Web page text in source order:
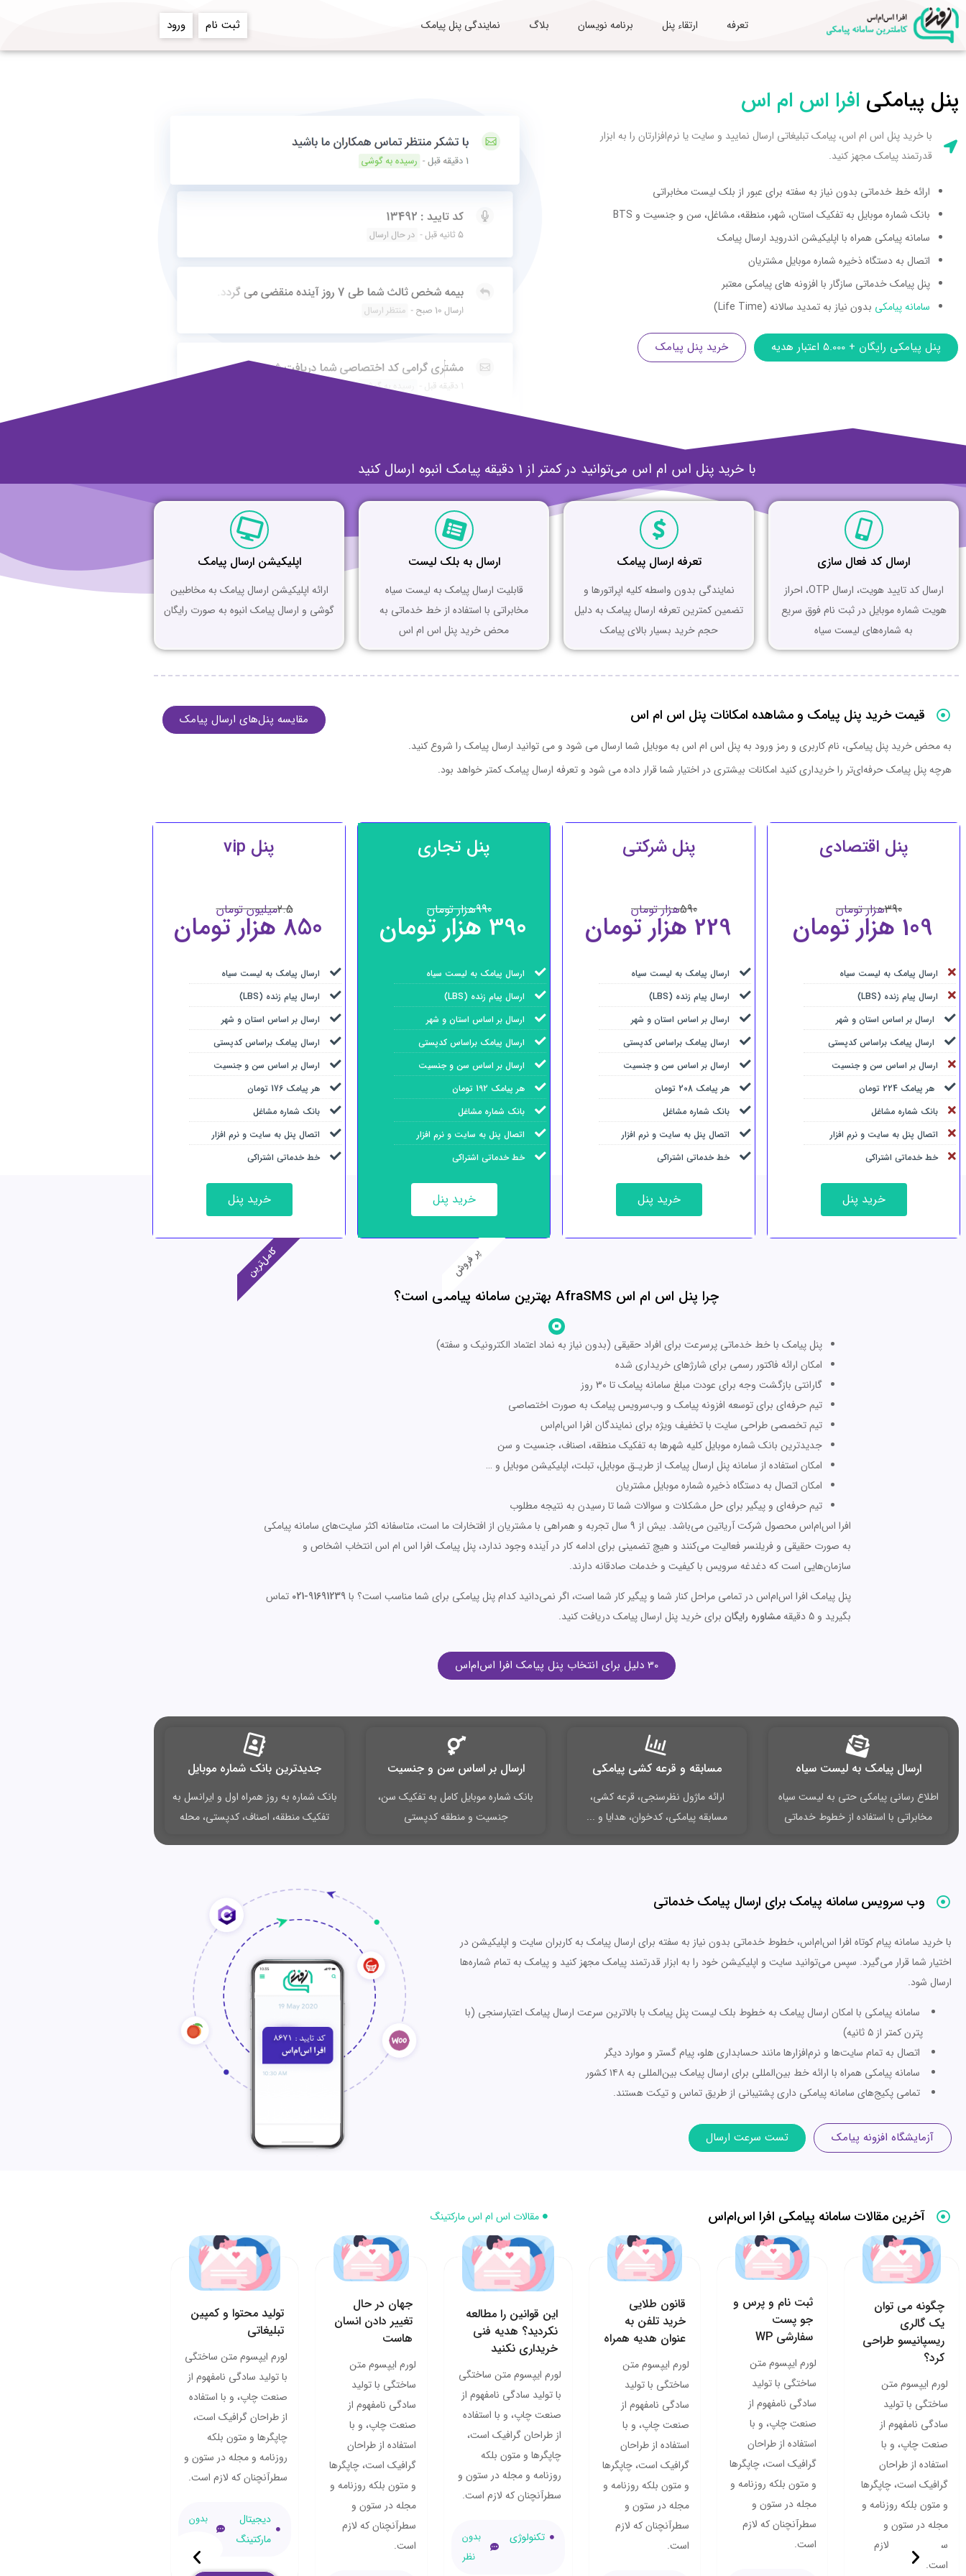
تعرفه ارتقاء پنل برنامه نویسان بلاگ نمایندگی پنل پیامک ثبت نام ورود
پنل پیامکی افرا اس ام اس
با خرید پنل اس ام اس، پیامک تبلیغاتی ارسال نمایید و سایت یا نرم‌افزارتان را به ابزار
قدرتمند پیامک مجهز کنید.
ارائه خط خدماتی بدون نیاز به سفته برای عبور از بلک لیست مخابراتی
بانک شماره موبایل به تفکیک استان، شهر، منطقه، مشاغل، سن و جنسیت و BTS
سامانه پیامکی همراه با اپلیکیشن اندروید ارسال پیامک
اتصال به دستگاه ذخیره شماره موبایل مشتریان
پنل پیامک خدماتی سازگار با افزونه های پیامکی معتبر
سامانه پیامکی بدون نیاز به تمدید سالانه (Life Time)
پنل پیامکی رایگان + 5.000 اعتبار هدیه خرید پنل پیامک
با خرید پنل اس ام اس می‌توانید در کمتر از 1 دقیقه پیامک انبوه ارسال کنید
ارسال کد فعال سازی
ارسال کد تایید هویت، ارسال OTP، احراز
هویت شماره موبایل در ثبت نام فوق سریع
به شماره‌های لیست سیاه
تعرفه ارسال پیامک
نمایندگی بدون واسطه کلیه اپراتورها و
تضمین کمترین تعرفه ارسال پیامک به دلیل
حجم خرید بسیار بالای پیامک
ارسال به بلک لیست
قابلیت ارسال پیامک به لیست سیاه
مخابراتی با استفاده از خط خدماتی به
محض خرید پنل اس ام اس
اپلیکیشن ارسال پیامک
ارائه اپلیکیشن ارسال پیامک به مخاطبین
گوشی و ارسال پیامک انبوه به صورت رایگان
قیمت خرید پنل پیامک و مشاهده امکانات پنل اس ام اس
به محض خرید پنل پیامکی، نام کاربری و رمز ورود به پنل اس ام اس به موبایل شما ارسال می شود و می توانید ارسال پیامک را شروع کنید.
هرچه پنل پیامک حرفه‌ای‌تر را خریداری کنید امکانات بیشتری در اختیار شما قرار داده می شود و تعرفه ارسال پیامک کمتر خواهد بود.
مقایسه پنل‌های ارسال پیامک
پنل اقتصادی
390هزار تومان 109 هزار تومان
ارسال پیامک به لیست سیاه
ارسال پیام زنده (LBS)
ارسال بر اساس استان و شهر
ارسال پیامک براساس کدپستی
ارسال بر اساس سن و جنسیت
هر پیامک 224 تومان
بانک شماره مشاغل
اتصال پنل به سایت و نرم افزار
خط خدماتی اشتراکی
خرید پنل
پنل شرکتی
590هزار تومان 229 هزار تومان
ارسال پیامک به لیست سیاه
ارسال پیام زنده (LBS)
ارسال بر اساس استان و شهر
ارسال پیامک براساس کدپستی
ارسال بر اساس سن و جنسیت
هر پیامک 208 تومان
بانک شماره مشاغل
اتصال پنل به سایت و نرم افزار
خط خدماتی اشتراکی
خرید پنل
پنل تجاری
990هزار تومان 390 هزار تومان
ارسال پیامک به لیست سیاه
ارسال پیام زنده (LBS)
ارسال بر اساس استان و شهر
ارسال پیامک براساس کدپستی
ارسال بر اساس سن و جنسیت
هر پیامک 192 تومان
بانک شماره مشاغل
اتصال پنل به سایت و نرم افزار
خط خدماتی اشتراکی
خرید پنل
پر فروش
پنل vip
2.5میلیون تومان 850 هزار تومان
ارسال پیامک به لیست سیاه
ارسال پیام زنده (LBS)
ارسال بر اساس استان و شهر
ارسال پیامک براساس کدپستی
ارسال بر اساس سن و جنسیت
هر پیامک 176 تومان
بانک شماره مشاغل
اتصال پنل به سایت و نرم افزار
خط خدماتی اشتراکی
خرید پنل
کامل‌ترین
چرا پنل اس ام اس AfraSMS بهترین سامانه پیامکی است؟
پنل پیامک با خط خدماتی پرسرعت برای افراد حقیقی (بدون نیاز به نماد اعتماد الکترونیک و سفته)
امکان ارائه فاکتور رسمی برای شارژهای خریداری شده
گارانتی بازگشت وجه برای عودت مبلغ سامانه پیامک تا 30 روز
تیم حرفه‌ای برای توسعه افزونه پیامک و وب‌سرویس پیامک به صورت اختصاصی
تیم تخصصی طراحی سایت با تخفیف ویژه برای نمایندگان افرا اس‌ام‌اس
جدیدترین بانک شماره موبایل کلیه شهرها به تفکیک منطقه، اصناف، جنسیت و سن
امکان استفاده از سامانه پنل ارسال پیامک از طریـق موبایل، تبلت، اپلیکیشن موبایل و …
امکان اتصال به دستگاه ذخیره شماره موبایل مشتریان
تیم حرفه‌ای و پیگیر برای حل مشکلات و سوالات شما تا رسیدن به نتیجه مطلوب
افرا اس‌ام‌اس محصول شرکت آریاتین می‌باشد. بیش از 9 سال تجربه و همراهی با مشتریان از افتخارات ما است، متاسفانه اکثر سایت‌های سامانه پیامکی
به صورت حقیقی و فریلنسر فعالیت می‌کنند و هیچ تضمینی برای ادامه کار در آینده وجود ندارد، پنل پیامک افرا اس ام اس انتخاب اشخاص و
سازمان‌هایی است که دغدغه سرویس با کیفیت و خدمات صادقانه دارند.
پنل پیامک افرا اس‌ام‌اس در تمامی مراحل کنار شما و پیگیر کار شما است، اگر نمی‌دانید کدام پنل پیامکی برای شما مناسب است؟ با91691239-021
تماس
بگیرید و 5 دقیقه
مشاوره رایگان برای خرید پنل ارسال پیامک دریافت کنید.
30 دلیل برای انتخاب پنل پیامک افرا اس‌ام‌اس
ارسال پیامک به لیست سیاه
اطلاع رسانی پیامکی حتی به لیست سیاه
مخابراتی با استفاده از خطوط خدماتی
مسابقه و قرعه کشی پیامکی
ارائه ماژول نظرسنجی، قرعه کشی،
مسابقه پیامکی، کدخوان، هدایا و ...
ارسال بر اساس سن و جنسیت
بانک شماره موبایل کامل به تفکیک سن،
جنسیت و منطقه کدپستی
جدیدترین بانک شماره موبایل
بانک شماره به روز همراه اول و ایرانسل به
تفکیک منطقه، اصناف، کدپستی، محله
وب سرویس سامانه پیامک برای ارسال پیامک خدماتی
با خرید سامانه پیام کوتاه افرا اس‌ام‌اس، خطوط خدماتی بدون نیاز به سفته برای ارسال پیامک به کاربران سایت و اپلیکیشن در
اختیار شما قرار می‌گیرد. سپس می‌توانید سایت و اپلیکیشن خود را به ابزار قدرتمند پیامک مجهز کنید و پیامک به تمام شماره‌ها
ارسال شود.
سامانه پیامکی با امکان ارسال پیامک به خطوط بلک لیست پنل پیامک با بالاترین سرعت ارسال پیامک اعتبارسنجی (با
پترن کمتر از ۵ ثانیه)
اتصال به تمام سایت‌ها و نرم‌افزارها مانند حسابداری هلو، پیام گستر و موارد دیگر
سامانه پیامکی همراه با ارائه خط بین‌المللی برای ارسال پیامک بین‌المللی به ۱۴۸ کشور
تمامی پکیج‌های سامانه پیامکی داری پشتیبانی از طریق تماس و تیکت هستند.
آزمایشگاه افزونه پیامک تست سرعت ارسال
آخرین مقالات سامانه پیامکی افرا اس‌ام‌اس مقالات اس ام اس مارکتینگ
چگونه می توان
یک گالری
ریسپانیسو طراحی
کرد؟
لورم ایپسوم متن
ساختگی با تولید
سادگی نامفهوم از
صنعت چاپ، و با
استفاده از طراحان
گرافیک است، چاپگرها
و متون بلکه روزنامه و
مجله در ستون و
سطرآنچنان که لازم
است.
ثبت نام و پرس و
جو پست
سفارشی WP
لورم ایپسوم متن
ساختگی با تولید
سادگی نامفهوم از
صنعت چاپ، و با
استفاده از طراحان
گرافیک است، چاپگرها
و متون بلکه روزنامه و
مجله در ستون و
سطرآنچنان که لازم
است.
قانون طلایی
خرید تلفن به
عنوان هدیه همراه
لورم ایپسوم متن
ساختگی با تولید
سادگی نامفهوم از
صنعت چاپ، و با
استفاده از طراحان
گرافیک است، چاپگرها
و متون بلکه روزنامه و
مجله در ستون و
سطرآنچنان که لازم
است.
این قوانین را مطالعه
نکردید؟ هدیه فنی
خریداری نکنید
لورم ایپسوم متن ساختگی
با تولید سادگی نامفهوم از
صنعت چاپ، و با استفاده
از طراحان گرافیک است،
چاپگرها و متون بلکه
روزنامه و مجله در ستون و
سطرآنچنان که لازم است.
تکنولوژی
بدون
نظر
جهان در حال
تغییر دادن انسان
هاست
لورم ایپسوم متن
ساختگی با تولید
سادگی نامفهوم از
صنعت چاپ، و با
استفاده از طراحان
گرافیک است، چاپگرها
و متون بلکه روزنامه و
مجله در ستون و
سطرآنچنان که لازم
است.
تولید محتوا و کمپین
تبلیغاتی
لورم ایپسوم متن ساختگی
با تولید سادگی نامفهوم از
صنعت چاپ، و با استفاده
از طراحان گرافیک است،
چاپگرها و متون بلکه
روزنامه و مجله در ستون و
سطرآنچنان که لازم است.
دیجیتال
مارکتینگ
بدون